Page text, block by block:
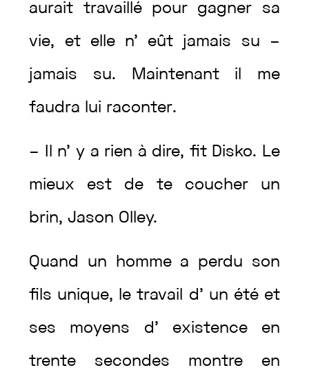
aurait travaillé pour gagner sa
vie, et elle n’ eût jamais su –
jamais su. Maintenant il me
faudra lui raconter.
– n’ y a rien à dire, fit Disko. Le
mieux est de te coucher un
brin,Jason Olley.
Quand un homme a perdu son
fils unique, letravail d’ un été et
ses moyens d’ existence en
trente secondes montre en